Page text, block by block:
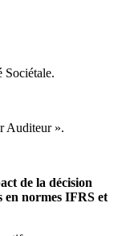
Auditeur ».
de la décision
en normes IFRS et